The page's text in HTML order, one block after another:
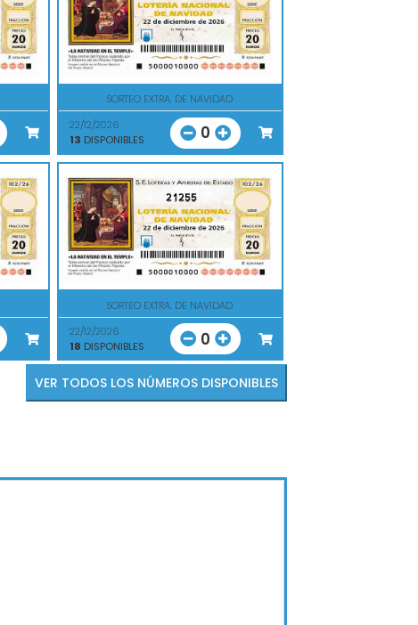
SORTEO EXTRA. DE NAVIDAD
22/12/2026
13 DISPONIBLES 0
21255
SORTEO EXTRA. DE NAVIDAD
22/12/2026
18 DISPONIBLES 0
VER TODOS LOS NÚMEROS DISPONIBLES